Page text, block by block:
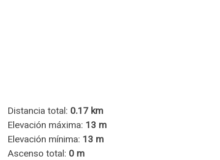
Distancia total: 0.17 km
Elevación máxima: 13 m
Elevación mínima: 13 m
Ascenso total: 0 m